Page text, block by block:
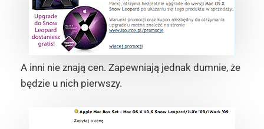
A inni nie znają cen. Zapewniają jednak dumnie, że
będzie u nich pierwszy.